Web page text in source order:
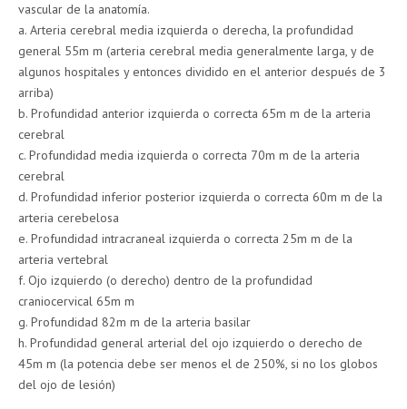
vascular de la anatomía.
a. Arteria cerebral media izquierda o derecha, la profundidad
general 55m m (arteria cerebral media generalmente larga, y de
algunos hospitales y entonces dividido en el anterior después de 3
arriba)
b. Profundidad anterior izquierda o correcta 65m m de la arteria
cerebral
c. Profundidad media izquierda o correcta 70m m de la arteria
cerebral
d. Profundidad inferior posterior izquierda o correcta 60m m de la
arteria cerebelosa
e. Profundidad intracraneal izquierda o correcta 25m m de la
arteria vertebral
f. Ojo izquierdo (o derecho) dentro de la profundidad
craniocervical 65m m
g. Profundidad 82m m de la arteria basilar
h. Profundidad general arterial del ojo izquierdo o derecho de
45m m (la potencia debe ser menos el de 250%, si no los globos
del ojo de lesión)